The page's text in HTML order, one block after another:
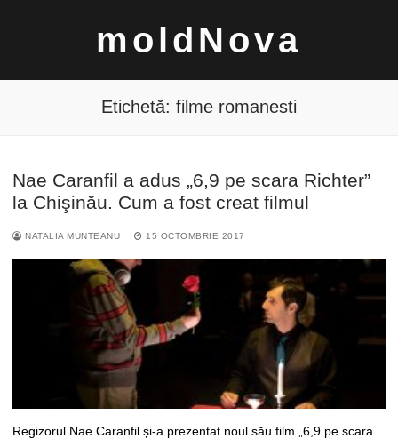
moldNova
Caută
Etichetă: filme romanesti
Nae Caranfil a adus „6,9 pe scara Richter”
la Chişinău. Cum a fost creat filmul
NATALIA MUNTEANU 15 OCTOMBRIE 2017
Regizorul Nae Caranfil și-a prezentat noul său film „6,9 pe scara